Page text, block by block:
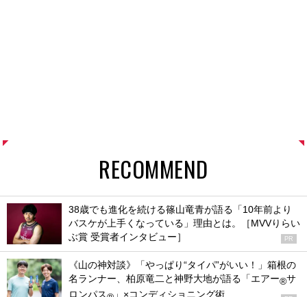
RECOMMEND
38歳でも進化を続ける篠山竜青が語る「10年前より
バスケが上手くなっている」理由とは。［MVVりらい
ぶ賞 受賞者インタビュー］
PR
《山の神対談》「やっぱり“タイパ”がいい！」箱根の
名ランナー、柏原竜二と神野大地が語る「エアー®サ
ロンパス
」×コンディショニング術